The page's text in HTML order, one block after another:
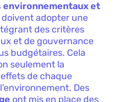
et
adopter une
des critères
et de gouvernance
budgétaires. Cela
seulement la
de chaque
Des
ont mis en place des